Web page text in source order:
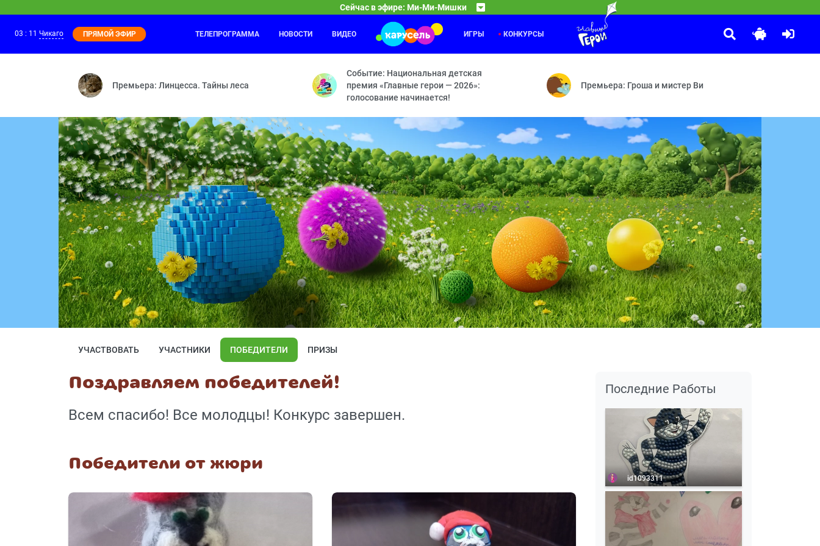
Сейчас в эфире: Ми-Ми-Мишки
01:00
Ми-Ми-Мишки
Необитаемый остров — Гол — Мишка-невидимка — Следствие ведут мишки — По своим правилам — Тучкина высота — Пещера полная ловушек —
Забезу. Уши с хвостиком
Зайка или обезьянка — Настоящая звёздочка — Яблоки и бананы — Хочу
03 : 11 Чикаго ПРЯМОЙ ЭФИР ТЕЛЕПРОГРАММА НОВОСТИ ВИДЕО ИГРЫ КОНКУРСЫ
Премьера: Линцесса. Тайны леса
Событие: Национальная детская
премия «Главные герои — 2026»:
голосование начинается!
Премьера: Гроша и мистер Ви
УЧАСТВОВАТЬ УЧАСТНИКИ ПОБЕДИТЕЛИ ПРИЗЫ
Поздравляем победителей!
Всем спасибо! Все молодцы! Конкурс завершен.
Победители от жюри
Последние Работы
id1093311